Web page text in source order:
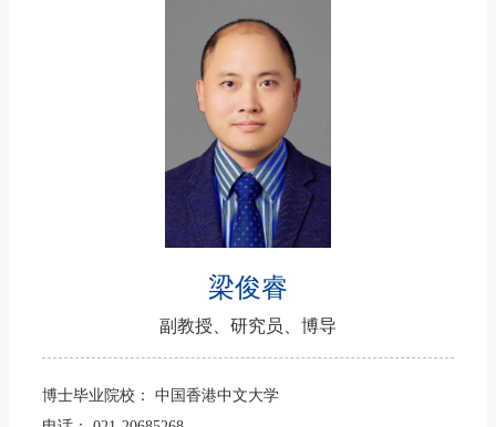
梁俊睿
副教授、研究员、博导
博士毕业院校： 中国香港中文大学